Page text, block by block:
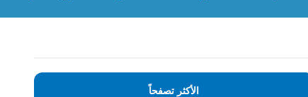
الأكثر تصفحاً